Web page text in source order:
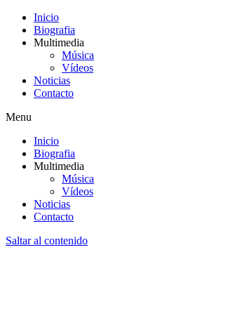
Inicio
Biografia
Multimedia
Música
Vídeos
Noticias
Contacto
Menu
Inicio
Biografia
Multimedia
Música
Vídeos
Noticias
Contacto
Saltar al contenido